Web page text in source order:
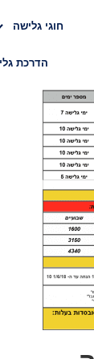
חוגי גלישה
הדרכת